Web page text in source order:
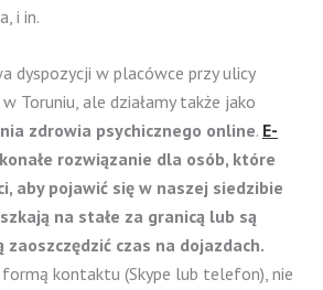
i in.
dyspozycji w placówce przy ulicy
Toruniu, ale działamy także jako
zdrowia psychicznego online. E-
rozwiązanie dla osób, które
aby pojawić się w naszej siedzibie
na stałe za granicą lub są
zaoszczędzić czas na dojazdach.
kontaktu (Skype lub telefon), nie